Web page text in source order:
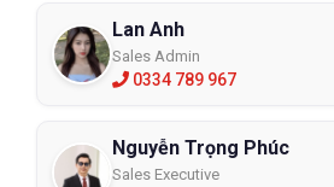
Lan Anh
Sales Admin
0334 789 967
Nguyễn Trọng Phúc
Sales Executive